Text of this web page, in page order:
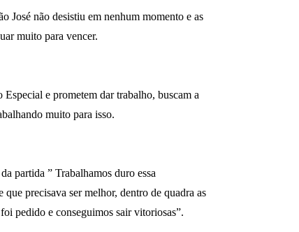
José não desistiu em nenhum momento e as
muito para vencer.
Especial e prometem dar trabalho, buscam a
muito para isso.
partida ” Trabalhamos duro essa
que precisava ser melhor, dentro de quadra as
pedido e conseguimos sair vitoriosas”.